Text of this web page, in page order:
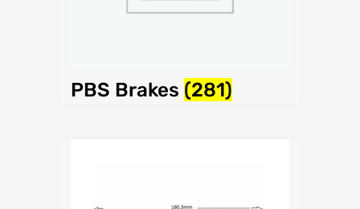
PBS Brakes (281)